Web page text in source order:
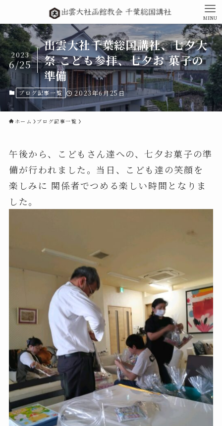
MENU
出雲大社千葉総国講社、七夕大
祭 こども参拝、七夕お 菓子の
準備
2023
6/25
ブログ記事一覧 2023年6月25日
ホーム ブログ記事一覧
午後から、こどもさん達への、七夕お菓子の準
備が行われました。当日、こども達の笑顔を
楽しみに 関係者でつめる楽しい時間となりま
した。